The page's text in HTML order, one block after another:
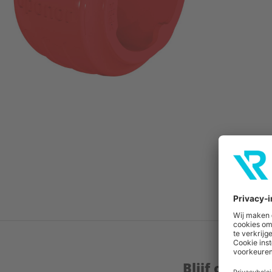
Blijf op de